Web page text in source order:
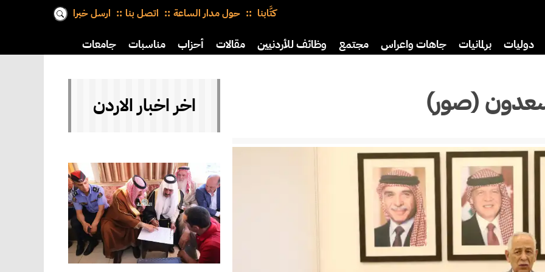
كتَّابنا حول مدار الساعة اتصل بنا ارسل خبرا
دوليات برلمانيات جاهات واعراس مجتمع وظائف للأردنيين مقالات أحزاب مناسبات جامعات
(صور) اخر اخبار الاردن